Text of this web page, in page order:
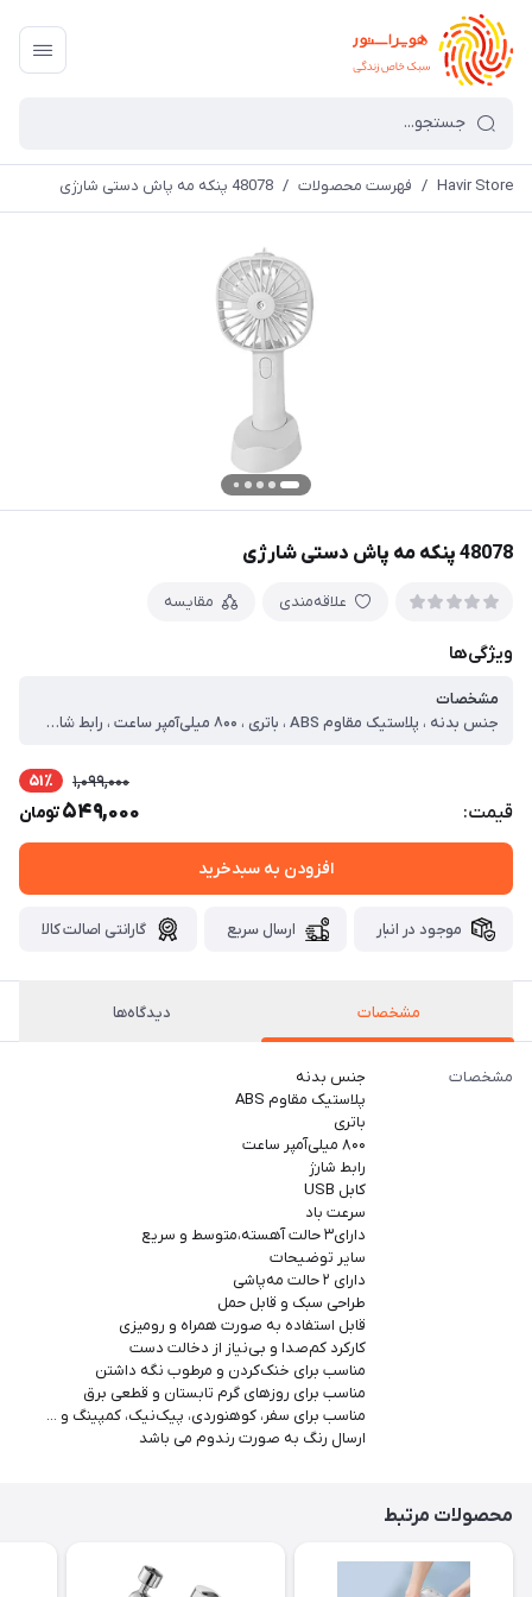
Havir Store
/ فهرست محصولات / 48078 پنکه مه پاش دستی شارژی
48078 پنکه مه پاش دستی شارژی
علاقه‌مندی مقایسه
ویژگی‌ها
مشخصات
جنس بدنه ، پلاستیک مقاوم ABS ، باتری ، ۸۰۰ میلی‌آمپر ساعت ، رابط شارژ ، کابل USB ، سرعت باد ، دارای۳ حالت آهسته،متوسط و سریع ، سایر توضیحات ، دارای ۲ حالت مه‌پاشی ، طراحی سبک و قابل حمل ، قابل استفاده به صورت همراه و رومیزی ، کارکرد کم‌صدا و بی‌نیاز از دخالت دست ، مناسب برای خنک‌کردن و مرطوب نگه داشتن ، مناسب برای روزهای گرم تابستان و قطعی برق ، مناسب برای سفر، کوهنوردی، پیک‌نیک، کمپینگ و ... ، ارسال رنگ به صورت رندوم می باشد
قیمت:
1,099,000 51٪
549,000تومان
افزودن به سبدخرید
موجود در انبار ارسال سریع گارانتی اصالت کالا
مشخصات دیدگاه‌ها
مشخصات
جنس بدنه
پلاستیک مقاوم ABS
باتری
۸۰۰ میلی‌آمپر ساعت
رابط شارژ
کابل USB
سرعت باد
دارای۳ حالت آهسته،متوسط و سریع
سایر توضیحات
دارای ۲ حالت مه‌پاشی
طراحی سبک و قابل حمل
قابل استفاده به صورت همراه و رومیزی
کارکرد کم‌صدا و بی‌نیاز از دخالت دست
مناسب برای خنک‌کردن و مرطوب نگه داشتن
مناسب برای روزهای گرم تابستان و قطعی برق
مناسب برای سفر، کوهنوردی، پیک‌نیک، کمپینگ و ...
ارسال رنگ به صورت رندوم می باشد
محصولات مرتبط